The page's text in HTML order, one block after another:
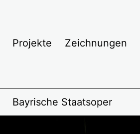
Projekte Zeichnungen
Bayrische Staatsoper